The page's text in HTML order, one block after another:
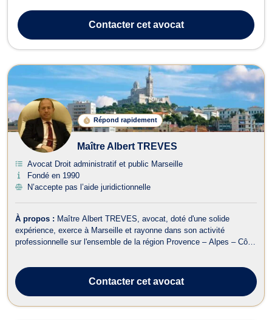
dossiers les plus graves. J'ai donc plaidé dans de très gros
dossiers terroristes et crim...
Contactercet avocat
Répond rapidement
Maître Albert TREVES
Avocat Droit administratif et public Marseille
Fondé en 1990
N’accepte pas l’aide juridictionnelle
À propos : Maître Albert TREVES, avocat, doté d'une solide
expérience, exerce à Marseille et rayonne dans son activité
professionnelle sur l'ensemble de la région Provence – Alpes – Côte-
l'entreprise, en droit de...Contactercet avocat